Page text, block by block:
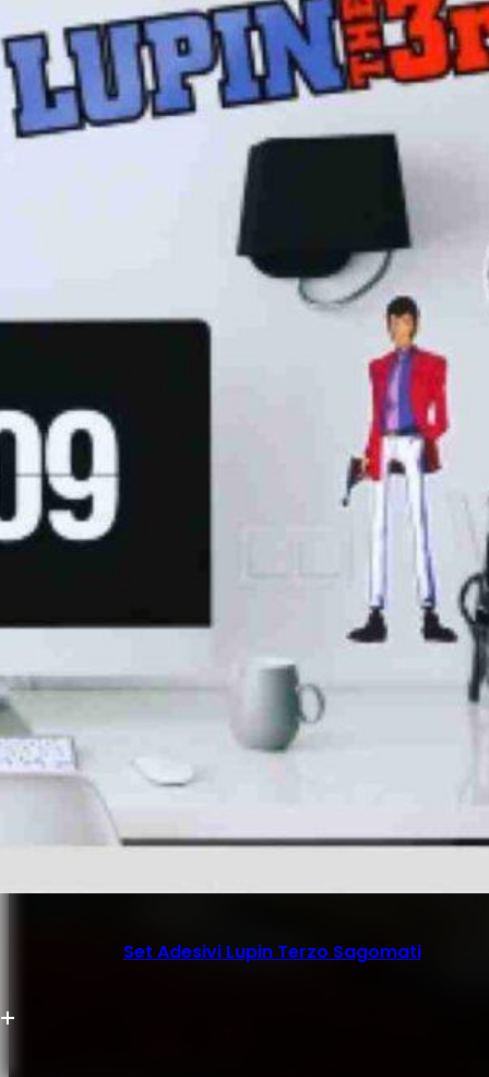
Set Adesivi Lupin Terzo Sagomati